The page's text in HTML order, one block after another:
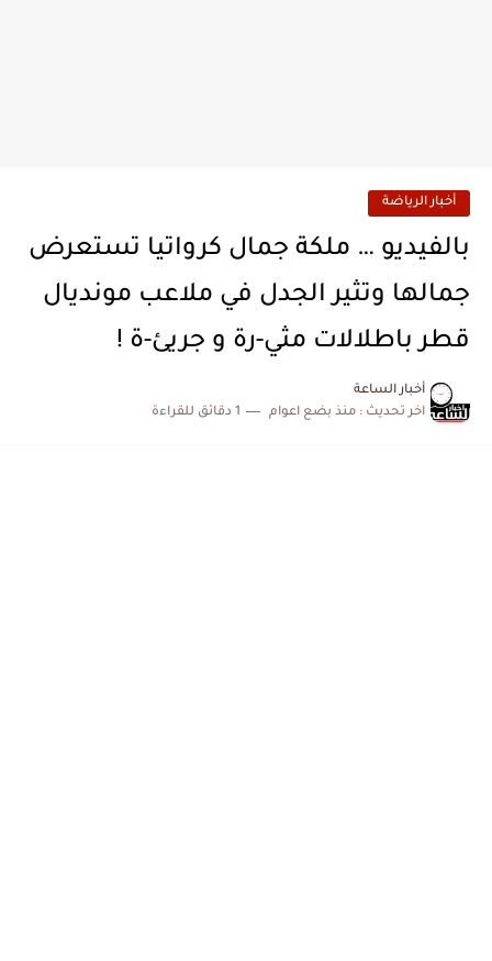
أخبار الرياضة
بالفيديو … ملكة جمال كرواتيا تستعرض
جمالها وتثير الجدل في ملاعب مونديال
قطر باطلالات مثي-رة و جريئ-ة !
أخبار الساعة
اخر تحديث : منذ بضع اعوام 1 دقائق للقراءة